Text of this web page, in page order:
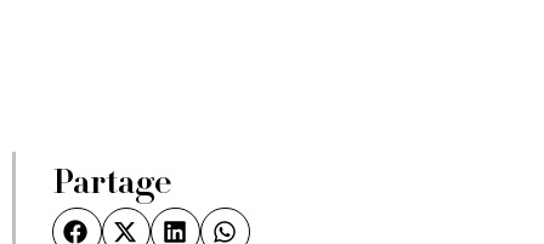
Partage